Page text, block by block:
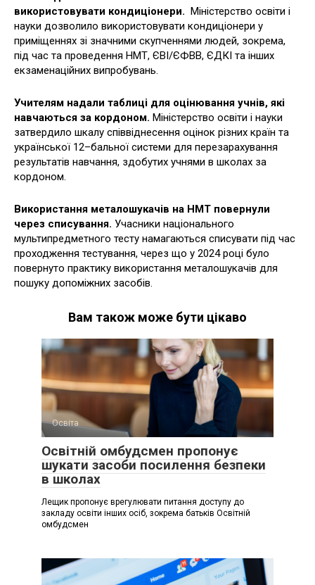
використовувати кондиціонери. Міністерство освіти і
науки дозволило використовувати кондиціонери у
приміщеннях зі значними скупченнями людей, зокрема,
під час та проведення НМТ, ЄВІ/ЄФВВ, ЄДКІ та інших
екзаменаційних випробувань.
Учителям надали таблиці для оцінювання учнів, які
навчаються за кордоном. Міністерство освіти і науки
затвердило шкалу співвіднесення оцінок різних країн та
української 12–бальної системи для перезарахування
результатів навчання, здобутих учнями в школах за
кордоном.
Використання металошукачів на НМТ повернули
через списування. Учасники національного
мультипредметного тесту намагаються списувати під час
проходження тестування, через що у 2024 році було
повернуто практику використання металошукачів для
пошуку допоміжних засобів.
Вам також може бути цікаво
Освіта
Освітній омбудсмен пропонує
шукати засоби посилення безпеки
в школах
Лещик пропонує врегулювати питання доступу до
закладу освіти інших осіб, зокрема батьків Освітній
омбудсмен